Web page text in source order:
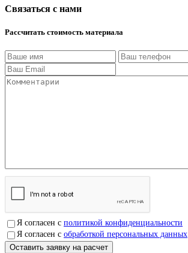
Связаться с нами
Рассчитать стоимость материала
Я согласен с политикой конфиденциальности
Я согласен с обработкой персональных данных